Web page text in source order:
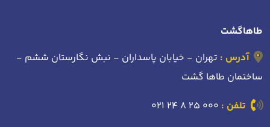
طاهاگشت
آدرس : تهران - خیابان پاسداران - نبش نگارستان ششم -
ساختمان طاها گشت
تلفن : 021 24 8 25 000